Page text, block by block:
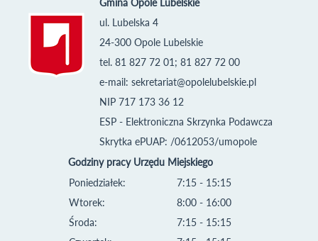
ul. Lubelska 4
24-300 Opole Lubelskie
tel. 81 827 72 01; 81 827 72 00
e-mail: sekretariat@opolelubelskie.pl
NIP 717 173 36 12
ESP - Elektroniczna Skrzynka Podawcza
Skrytka ePUAP: /0612053/umopole
Godziny pracy Urzędu Miejskiego
Poniedziałek:
Wtorek:
Środa:
7:15 - 15:15
8:00 - 16:00
7:15 - 15:15